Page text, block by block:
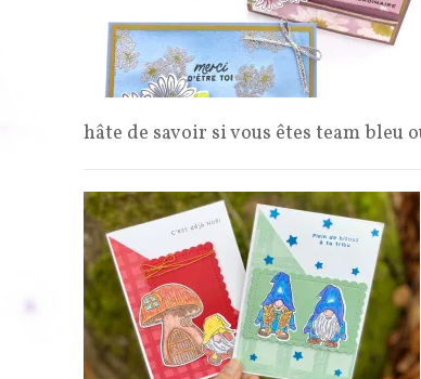
hâte de savoir si vous êtes team bleu